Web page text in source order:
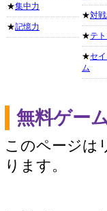
★集中力
★記憶力
★対
★テ
★セ
ム
無料ゲー
このページは
ります。